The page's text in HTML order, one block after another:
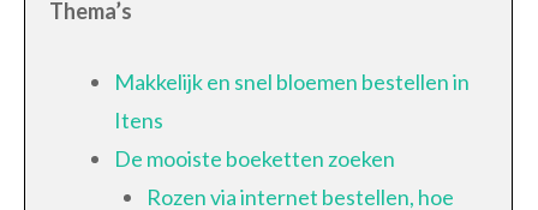
Thema’s
Makkelijk en snel bloemen bestellen in
Itens
De mooiste boeketten zoeken
Rozen via internet bestellen, hoe